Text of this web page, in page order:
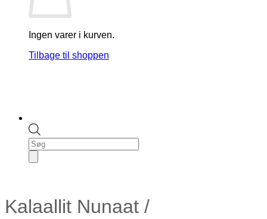
Ingen varer i kurven.
Tilbage til shoppen
Products
search
Kalaallit Nunaat /